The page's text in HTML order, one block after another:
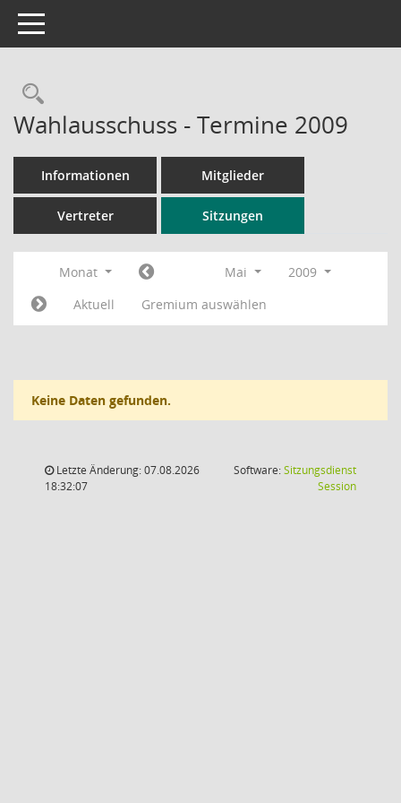
Toggle navigation
Rechercheauswahl
Wahlausschuss - Termine 2009
Informationen Mitglieder
Vertreter Sitzungen
Monat Mai
2009
Aktuell
Gremium auswählen
Keine Daten gefunden.
Letzte Änderung: 07.08.2026
18:32:07
Software:Sitzungsdienst
Session(Wird in